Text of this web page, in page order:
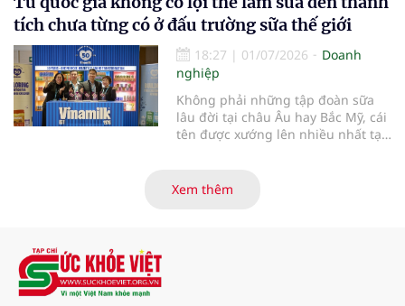
các giải pháp công nghệ phù hợp.
tích chưa từng có ở đấu trường sữa thế giới
18:27 | 01/07/2026
Doanh
nghiệp
Không phải những tập đoàn sữa
lâu đời tại châu Âu hay Bắc Mỹ, cái
tên được xướng lên nhiều nhất tại
Awards) 2026 lại đến từ Việt Nam.
Xem thêm